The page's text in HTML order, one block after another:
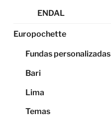
ENDAL
Europochette
Fundas personalizadas
Bari
Lima
Temas